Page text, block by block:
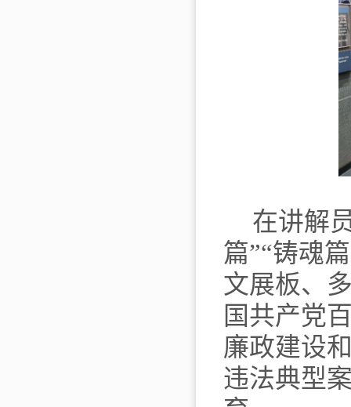
在讲解
篇”“铸魂
文展板、
国共产党
廉政建设
违法典型